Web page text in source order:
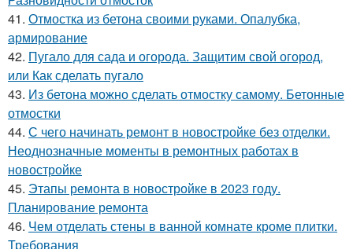
41. Отмостка из бетона своими руками. Опалубка,
армирование
42. Пугало для сада и огорода. Защитим свой огород,
или Как сделать пугало
43. Из бетона можно сделать отмостку самому. Бетонные
отмостки
44. С чего начинать ремонт в новостройке без отделки.
Неоднозначные моменты в ремонтных работах в
новостройке
45. Этапы ремонта в новостройке в 2023 году.
Планирование ремонта
46. Чем отделать стены в ванной комнате кроме плитки.
Требования